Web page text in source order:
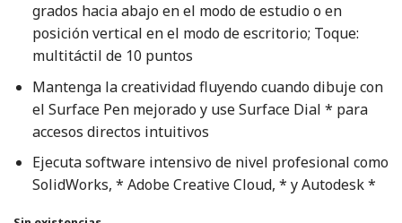
grados hacia abajo en el modo de estudio o en
posición vertical en el modo de escritorio; Toque:
multitáctil de 10 puntos
Mantenga la creatividad fluyendo cuando dibuje con
el Surface Pen mejorado y use Surface Dial * para
accesos directos intuitivos
Ejecuta software intensivo de nivel profesional como
SolidWorks, * Adobe Creative Cloud, * y Autodesk *